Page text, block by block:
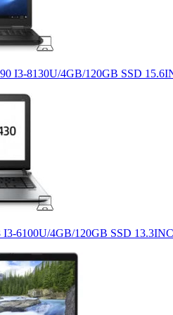
I3-8130U/4GB/120GB SSD
6100U/4GB/120GB SSD